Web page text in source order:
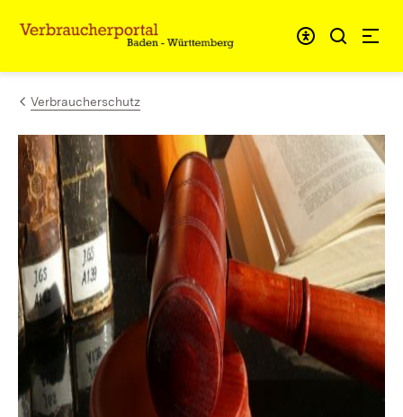
Zum Inhalt springen
Link zur Startseite
Verbraucherschutz